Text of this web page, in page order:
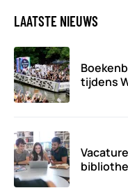
LAATSTE NIEUWS
tijdens